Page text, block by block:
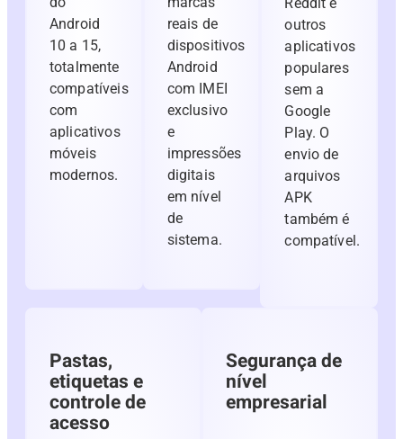
Android
10 a 15,
totalmente
compatíveis
com
aplicativos
móveis
modernos.
reais de
dispositivos
Android
com IMEI
exclusivo
e
impressões
digitais
em nível
de
sistema.
outros
aplicativos
populares
sem a
Google
Play. O
envio de
arquivos
APK
também é
compatível.
Pastas,
etiquetas e
controle de
acesso
Segurança de
nível
empresarial